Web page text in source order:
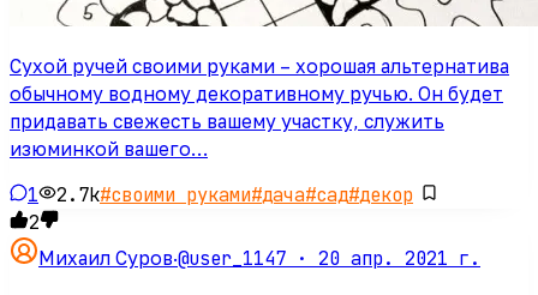
Сухой ручей своими руками – хорошая альтернатива
обычному водному декоративному ручью. Он будет
придавать свежесть вашему участку, служить
изюминкой вашего…
1 2.7k#своими руками#дача#сад#декор
2
Михаил Суров·@user_1147 · 20 апр. 2021 г.